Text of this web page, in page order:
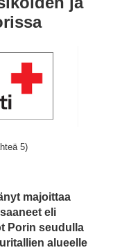
5)
majoittaa
eli
Porin seudulla
alueelle